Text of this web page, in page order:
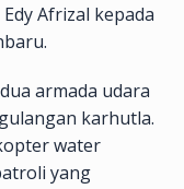
Afrizal kepada
armada udara
karhutla.
water
yang